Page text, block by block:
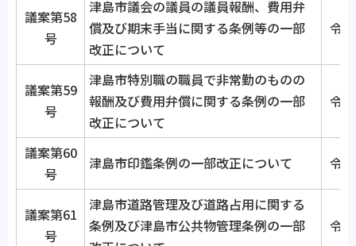
議案第58
号
津島市議会の議員の議員報酬、費用弁
償及び期末手当に関する条例等の一部
改正について
令
議案第59
号
津島市特別職の職員で非常勤のものの
報酬及び費用弁償に関する条例の一部
改正について
令
議案第60
号
津島市印鑑条例の一部改正について 令
議案第61
号
津島市道路管理及び道路占用に関する
条例及び津島市公共物管理条例の一部
令